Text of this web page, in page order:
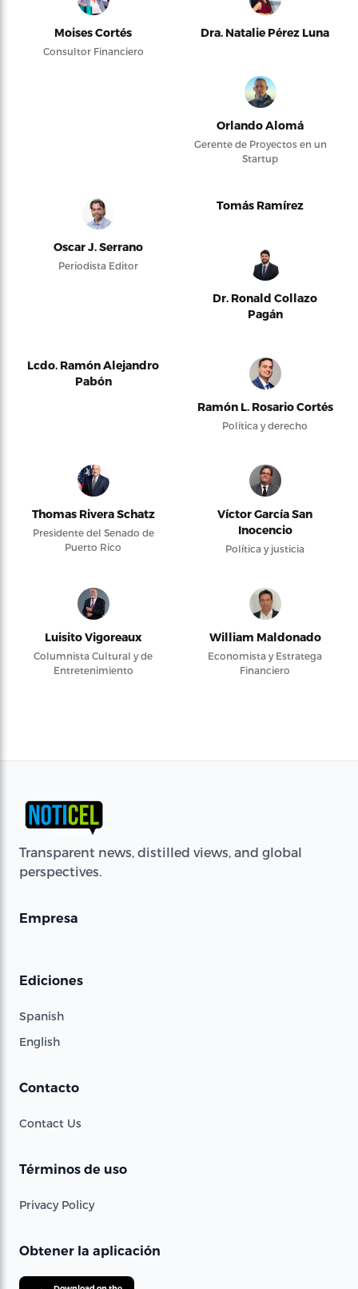
Moises Cortés
Consultor Financiero
Dra. Natalie Pérez Luna
Orlando Alomá
Gerente de Proyectos en un
Startup
Oscar J. Serrano
Periodista Editor
Tomás Ramírez
Dr. Ronald Collazo
Pagán
Lcdo. Ramón Alejandro
Pabón
Ramón L. Rosario Cortés
Política y derecho
Thomas Rivera Schatz
Presidente del Senado de
Puerto Rico
Víctor García San
Inocencio
Política y justicia
Luisito Vigoreaux
Columnista Cultural y de
Entretenimiento
William Maldonado
Economista y Estratega
Financiero
Transparent news, distilled views, and global
perspectives.
Empresa
Ediciones
Spanish
English
Contacto
Contact Us
Términos de uso
Privacy Policy
Obtener la aplicación